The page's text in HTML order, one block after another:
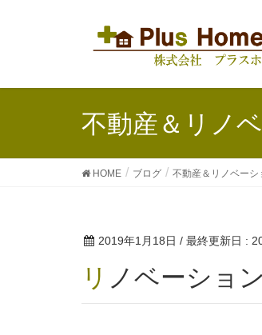
不動産＆リノ
HOME ブログ 不動産＆リノベーシ
2019年1月18日 / 最終更新日 :
リノベーシ